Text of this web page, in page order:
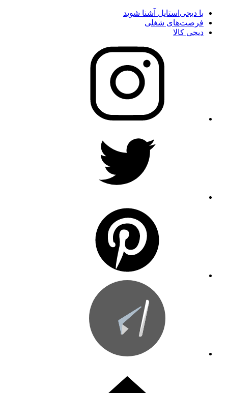
با دیجی‌استایل آشنا شوید
فرصت‌های شغلی
دیجی کالا